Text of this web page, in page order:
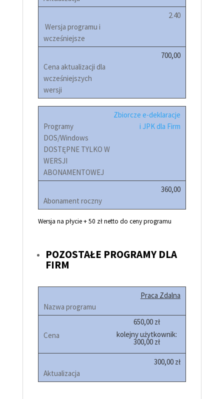
2.40
700,00
Zbiorcze e-deklaracje
i JPK dla Firm
360,00
Wersja na płycie + 50 zł netto do ceny programu
POZOSTAŁE PROGRAMY DLA
FIRM
Praca Zdalna
650,00 zł
kolejny użytkownik:
300,00 zł
300,00 zł